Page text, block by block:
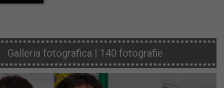
Galleria fotografica | 140 fotografie